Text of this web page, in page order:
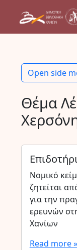
Θέμα
Νομικό
ζητείται
για την
ερευνών
Χανίων
Read more »
Open side